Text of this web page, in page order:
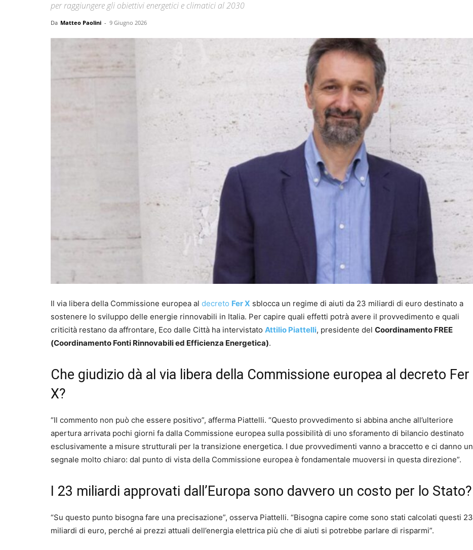
per raggiungere gli obiettivi energetici e climatici al 2030
Da Matteo Paolini - 9 Giugno 2026
Il via libera della Commissione europea al decreto Fer X sblocca un regime di aiuti da 23 miliardi di euro destinato a
sostenere lo sviluppo delle energie rinnovabili in Italia. Per capire quali effetti potrà avere il provvedimento e quali
criticità restano da affrontare, Eco dalle Città ha intervistato Attilio Piattelli, presidente del Coordinamento FREE
(Coordinamento Fonti Rinnovabili ed Efficienza Energetica).
Che giudizio dà al via libera della Commissione europea al decreto Fer
X?
“Il commento non può che essere positivo”, afferma Piattelli. “Questo provvedimento si abbina anche all’ulteriore
apertura arrivata pochi giorni fa dalla Commissione europea sulla possibilità di uno sforamento di bilancio destinato
esclusivamente a misure strutturali per la transizione energetica. I due provvedimenti vanno a braccetto e ci danno un
segnale molto chiaro: dal punto di vista della Commissione europea è fondamentale muoversi in questa direzione”.
I 23 miliardi approvati dall’Europa sono davvero un costo per lo Stato?
“Su questo punto bisogna fare una precisazione”, osserva Piattelli. “Bisogna capire come sono stati calcolati questi 23
miliardi di euro, perché ai prezzi attuali dell’energia elettrica più che di aiuti si potrebbe parlare di risparmi”.